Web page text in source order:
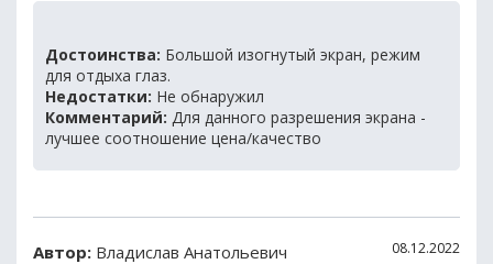
Достоинства: Большой изогнутый экран, режим
для отдыха глаз.
Недостатки: Не обнаружил
Комментарий: Для данного разрешения экрана -
лучшее соотношение цена/качество
Автор: Владислав Анатольевич 08.12.2022